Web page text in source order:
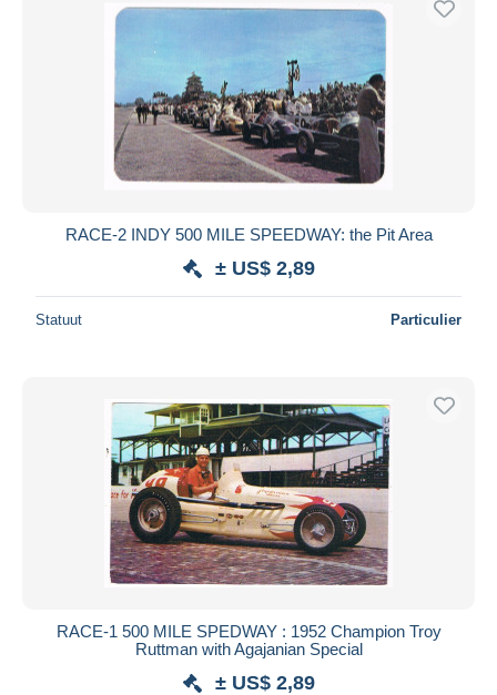
RACE-2 INDY 500 MILE SPEEDWAY: the Pit Area
± US$ 2,89
Statuut Particulier
RACE-1 500 MILE SPEDWAY : 1952 Champion Troy
Ruttman with Agajanian Special
± US$ 2,89